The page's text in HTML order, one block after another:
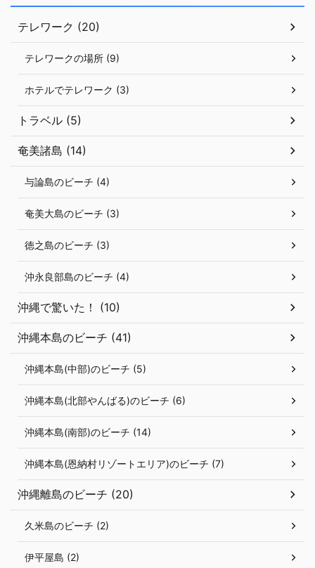
テレワーク (20)
テレワークの場所 (9)
ホテルでテレワーク (3)
トラベル (5)
奄美諸島 (14)
与論島のビーチ (4)
奄美大島のビーチ (3)
徳之島のビーチ (3)
沖永良部島のビーチ (4)
沖縄で驚いた！ (10)
沖縄本島のビーチ (41)
沖縄本島(中部)のビーチ (5)
沖縄本島(北部やんばる)のビーチ (6)
沖縄本島(南部)のビーチ (14)
沖縄本島(恩納村リゾートエリア)のビーチ (7)
沖縄離島のビーチ (20)
久米島のビーチ (2)
伊平屋島 (2)